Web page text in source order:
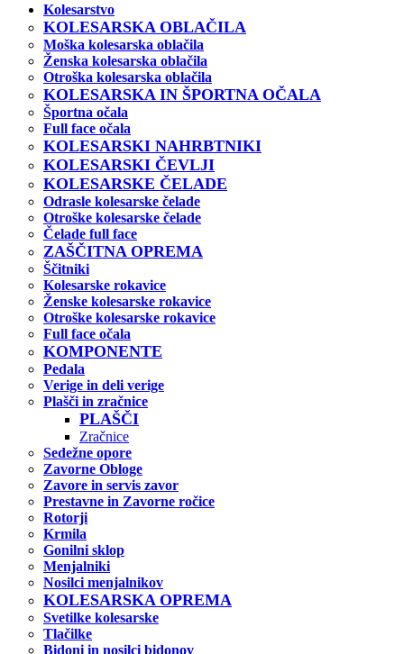
Kolesarstvo
KOLESARSKA OBLAČILA
Moška kolesarska oblačila
Ženska kolesarska oblačila
Otroška kolesarska oblačila
KOLESARSKA IN ŠPORTNA OČALA
Športna očala
Full face očala
KOLESARSKI NAHRBTNIKI
KOLESARSKI ČEVLJI
KOLESARSKE ČELADE
Odrasle kolesarske čelade
Otroške kolesarske čelade
Čelade full face
ZAŠČITNA OPREMA
Ščitniki
Kolesarske rokavice
Ženske kolesarske rokavice
Otroške kolesarske rokavice
Full face očala
KOMPONENTE
Pedala
Verige in deli verige
Plašči in zračnice
PLAŠČI
Zračnice
Sedežne opore
Zavorne Obloge
Zavore in servis zavor
Prestavne in Zavorne ročice
Rotorji
Krmila
Gonilni sklop
Menjalniki
Nosilci menjalnikov
KOLESARSKA OPREMA
Svetilke kolesarske
Tlačilke
Bidoni in nosilci bidonov